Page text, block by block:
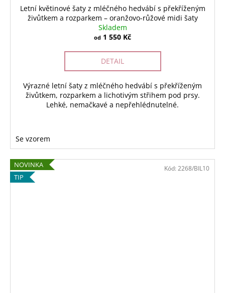
Letní květinové šaty z mléčného hedvábí s překříženým
živůtkem a rozparkem – oranžovo-růžové midi šaty
Skladem
od 1 550 Kč
DETAIL
Výrazné letní šaty z mléčného hedvábí s překříženým
živůtkem, rozparkem a lichotivým střihem pod prsy.
Lehké, nemačkavé a nepřehlédnutelné.
Se vzorem
NOVINKA
TIP
Kód: 2268/BIL10